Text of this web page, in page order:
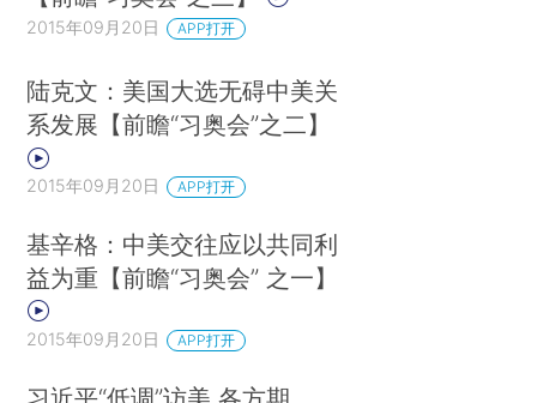
2015年09月20日 APP打开
陆克文：美国大选无碍中美关
系发展【前瞻“习奥会”之二】
2015年09月20日 APP打开
基辛格：中美交往应以共同利
益为重【前瞻“习奥会” 之一】
2015年09月20日 APP打开